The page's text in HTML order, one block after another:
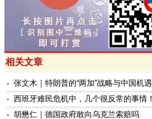
相关文章
张文木｜特朗普的“两加”战略与中国机遇
西班牙难民危机中，几个很反常的事情！
胡懋仁｜德国政府敢向乌克兰索赔吗